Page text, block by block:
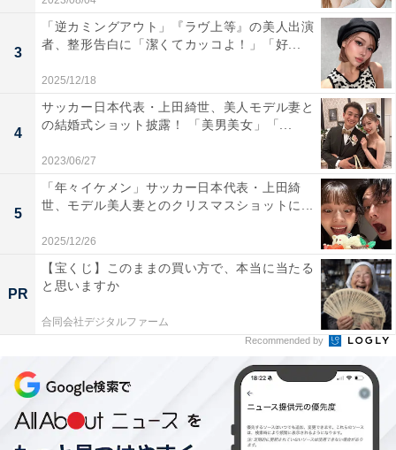
3
「逆カミングアウト」『ラヴ上等』の美人出演
者、整形告白に「潔くてカッコよ！」「好...
2025/12/18
4
サッカー日本代表・上田綺世、美人モデル妻と
の結婚式ショット披露！ 「美男美女」「...
2023/06/27
5
「年々イケメン」サッカー日本代表・上田綺
世、モデル美人妻とのクリスマスショットに...
2025/12/26
PR
【宝くじ】このままの買い方で、本当に当たる
と思いますか
合同会社デジタルファーム
Recommended by